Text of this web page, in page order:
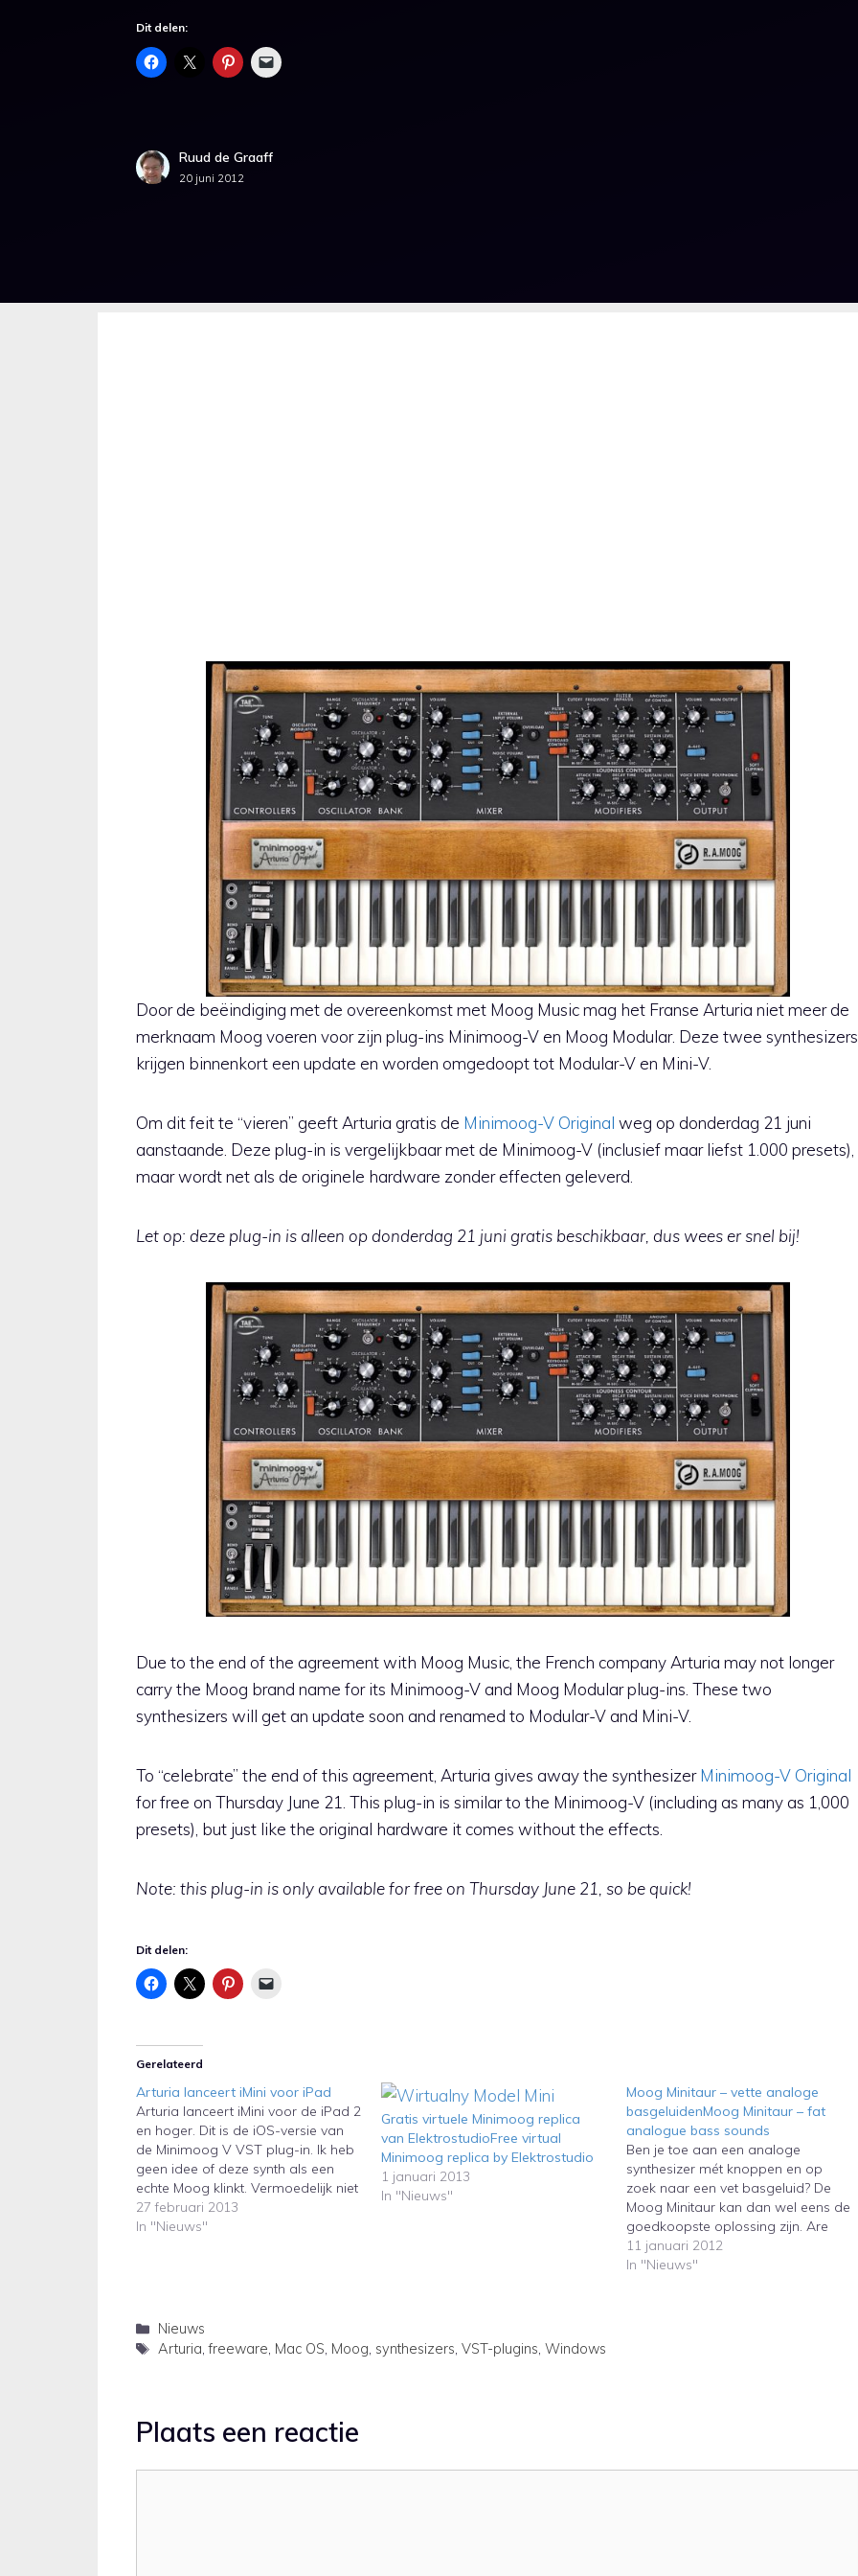
Dit delen:
Ruud de Graaff
20 juni 2012
Door de beëindiging met de overeenkomst met Moog Music mag het Franse Arturia niet meer de
merknaam Moog voeren voor zijn plug-ins Minimoog-V en Moog Modular. Deze twee synthesizers
krijgen binnenkort een update en worden omgedoopt tot Modular-V en Mini-V.
Om dit feit te “vieren” geeft Arturia gratis de Minimoog-V Original weg op donderdag 21 juni
aanstaande. Deze plug-in is vergelijkbaar met de Minimoog-V (inclusief maar liefst 1.000 presets),
maar wordt net als de originele hardware zonder effecten geleverd.
Let op: deze plug-in is alleen op donderdag 21 juni gratis beschikbaar, dus wees er snel bij!
Due to the end of the agreement with Moog Music, the French company Arturia may not longer
carry the Moog brand name for its Minimoog-V and Moog Modular plug-ins. These two
synthesizers will get an update soon and renamed to Modular-V and Mini-V.
To “celebrate” the end of this agreement, Arturia gives away the synthesizerMinimoog-V Original
for free on Thursday June 21. This plug-in is similar to the Minimoog-V (including as many as 1,000
presets), but just like the original hardware it comes without the effects.
Note: this plug-in is only available for free on Thursday June 21, so be quick!
Dit delen:
Gerelateerd
Arturia lanceert iMini voor iPad
Arturia lanceert iMini voor de iPad 2
en hoger. Dit is de iOS-versie van
de Minimoog V VST plug-in. Ik heb
geen idee of deze synth als een
echte Moog klinkt. Vermoedelijk niet
(helemaal). Arturia launches iMini
for the iPad 2 and higher. This is the
27 februari 2013
In "Nieuws"
Gratis virtuele Minimoog replica
van ElektrostudioFree virtual
Minimoog replica by Elektrostudio
1 januari 2013
In "Nieuws"
Moog Minitaur – vette analoge
basgeluidenMoog Minitaur – fat
analogue bass sounds
Ben je toe aan een analoge
synthesizer mét knoppen en op
zoek naar een vet basgeluid? De
Moog Minitaur kan dan wel eens de
goedkoopste oplossing zijn. Are
you looking for an analogue
synthesizer wíth rotary buttons and
11 januari 2012
In "Nieuws"
Categorieën
Nieuws
Tags
Arturia,freeware, Mac OS, Moog, synthesizers,VST-plugins,Windows
Plaats een reactie